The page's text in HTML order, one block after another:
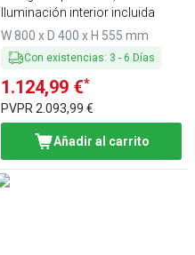
MHGEM26
Iluminación interior incluida
W 800 x D 400 x H 555 mm
Con existencias: 3 - 6 Días
1.124,99 €*
PVPR2.093,99 €
Añadir al carrito